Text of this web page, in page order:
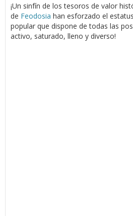
¡Un sinfín de los tesoros de valor
de Feodosia han esforzado el
popular que dispone de todas las
activo, saturado, lleno y diverso!